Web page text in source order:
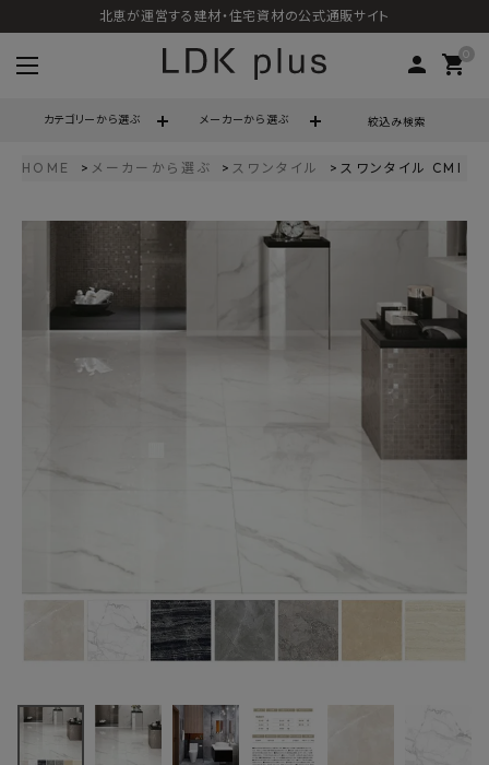
北恵が運営する建材・住宅資材の公式通販サイト
person 0
shopping_cart
カテゴリーから選ぶ メーカーから選ぶ 絞込み検索
06-6121-9302
営業時間 - 10:00～17:00（定休日 - 土日祝）
ACCOUNT MENU
石調 4枚入/ケー
FAX注文はこちらから
HOME メーカーから選ぶ スワンタイル スワンタイル CMI